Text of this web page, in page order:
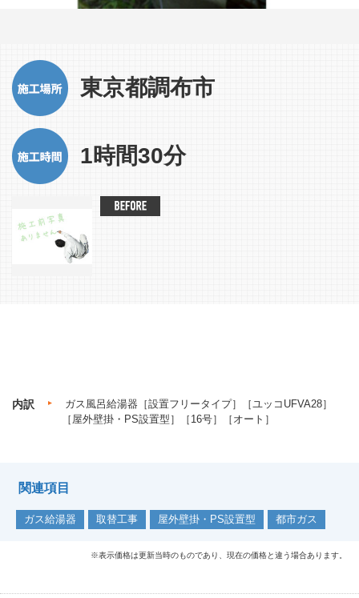
東京都調布市
1時間30分
内訳
ガス風呂給湯器［設置フリータイプ］［ユッコUFVA28］
［屋外壁掛・PS設置型］［16号］［オート］
関連項目
ガス給湯器 取替工事 屋外壁掛・PS設置型 都市ガス
※表示価格は更新当時のものであり、現在の価格と違う場合あります。